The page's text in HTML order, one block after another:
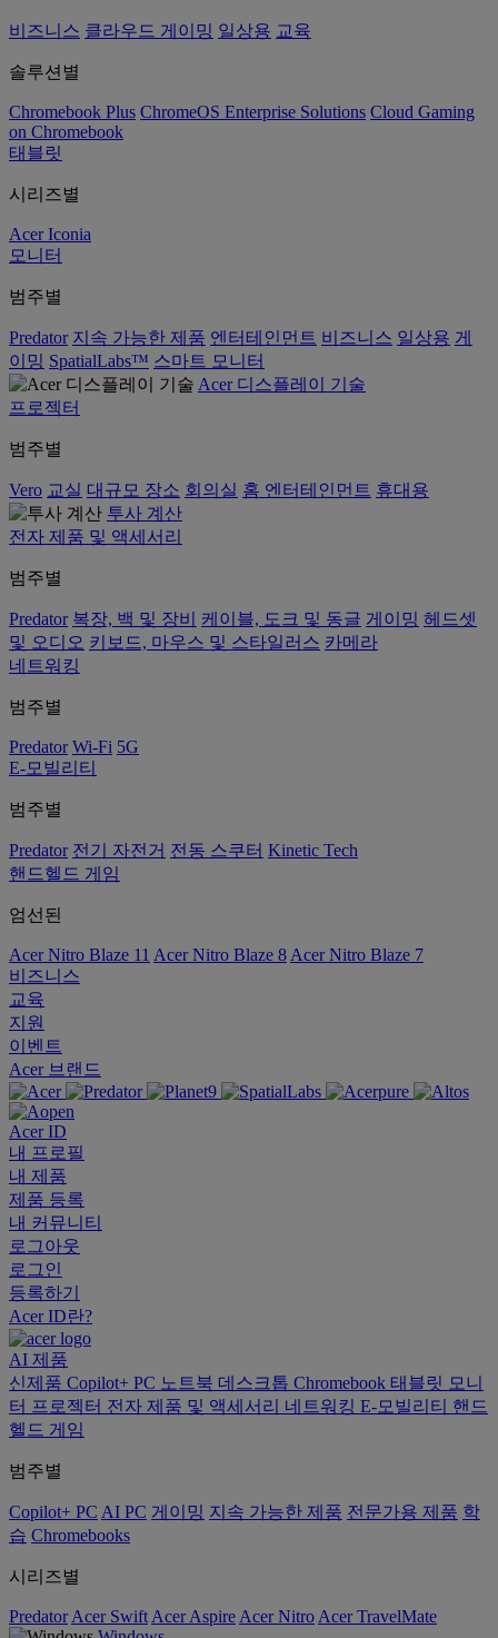
비즈니스 클라우드 게이밍 일상용 교육
솔루션별
Chromebook Plus ChromeOS Enterprise Solutions Cloud Gaming
on Chromebook
태블릿
시리즈별
Acer Iconia
모니터
범주별
Predator 지속 가능한 제품 엔터테인먼트 비즈니스 일상용 게
이밍 SpatialLabs™ 스마트 모니터
Acer 디스플레이 기술
프로젝터
범주별
Vero 교실 대규모 장소 회의실 홈 엔터테인먼트 휴대용
투사 계산
전자 제품 및 액세서리
범주별
Predator 복장, 백 및 장비 케이블, 도크 및 동글 게이밍 헤드셋
및 오디오 키보드, 마우스 및 스타일러스 카메라
네트워킹
범주별
Predator Wi-Fi 5G
E-모빌리티
범주별
Predator 전기 자전거 전동 스쿠터 Kinetic Tech
핸드헬드 게임
엄선된
Acer Nitro Blaze 11 Acer Nitro Blaze 8 Acer Nitro Blaze 7
비즈니스
교육
지원
이벤트
Acer 브랜드
Acer ID
내 프로필
내 제품
제품 등록
내 커뮤니티
로그아웃
로그인
등록하기
Acer ID란?
AI 제품
신제품 Copilot+ PC 노트북 데스크톱 Chromebook 태블릿 모니
터 프로젝터 전자 제품 및 액세서리 네트워킹 E-모빌리티 핸드
헬드 게임
범주별
Copilot+ PC AI PC 게이밍 지속 가능한 제품 전문가용 제품 학
습 Chromebooks
시리즈별
Predator Acer Swift Acer Aspire Acer Nitro Acer TravelMate